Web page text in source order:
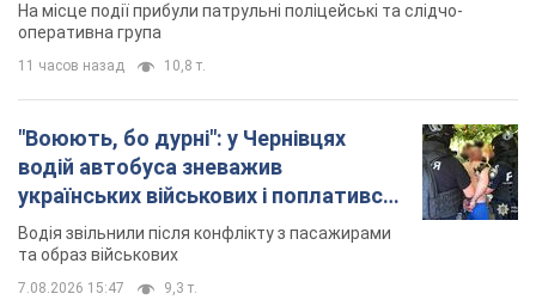
На місце події прибули патрульні поліцейські та слідчо-
оперативна група
11 часов назад 10,8 т.
"Воюють, бо дурні": у Чернівцях
водій автобуса зневажив
українських військових і поплатився.
Відео
Водія звільнили після конфлікту з пасажирами
та образ військових
7.08.2026 15:47 9,3 т.